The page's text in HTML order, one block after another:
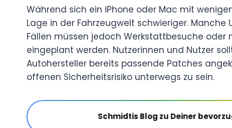
Während sich ein iPhone oder Mac mit
Lage in der Fahrzeugwelt schwieriger. Manche
Fällen müssen jedoch Werkstattbesuche oder
eingeplant werden. Nutzerinnen und Nutzer
Autohersteller bereits passende Patches
offenen Sicherheitsrisiko unterwegs zu sein.
Schmidtis Blog zu Deiner